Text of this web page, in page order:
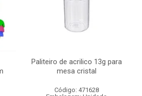
Paliteiro de acrilico 13g para
mesa cristal
Código: 471628